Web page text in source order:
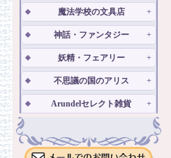
魔法学校の文具店
神話・ファンタジー
妖精・フェアリー
不思議の国のアリス
Arundelセレクト雑貨